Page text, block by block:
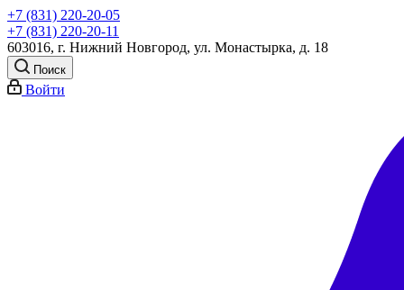
+7 (831) 220-20-05
+7 (831) 220-20-11
603016, г. Нижний Новгород, ул. Монастырка, д. 18
Поиск
Войти